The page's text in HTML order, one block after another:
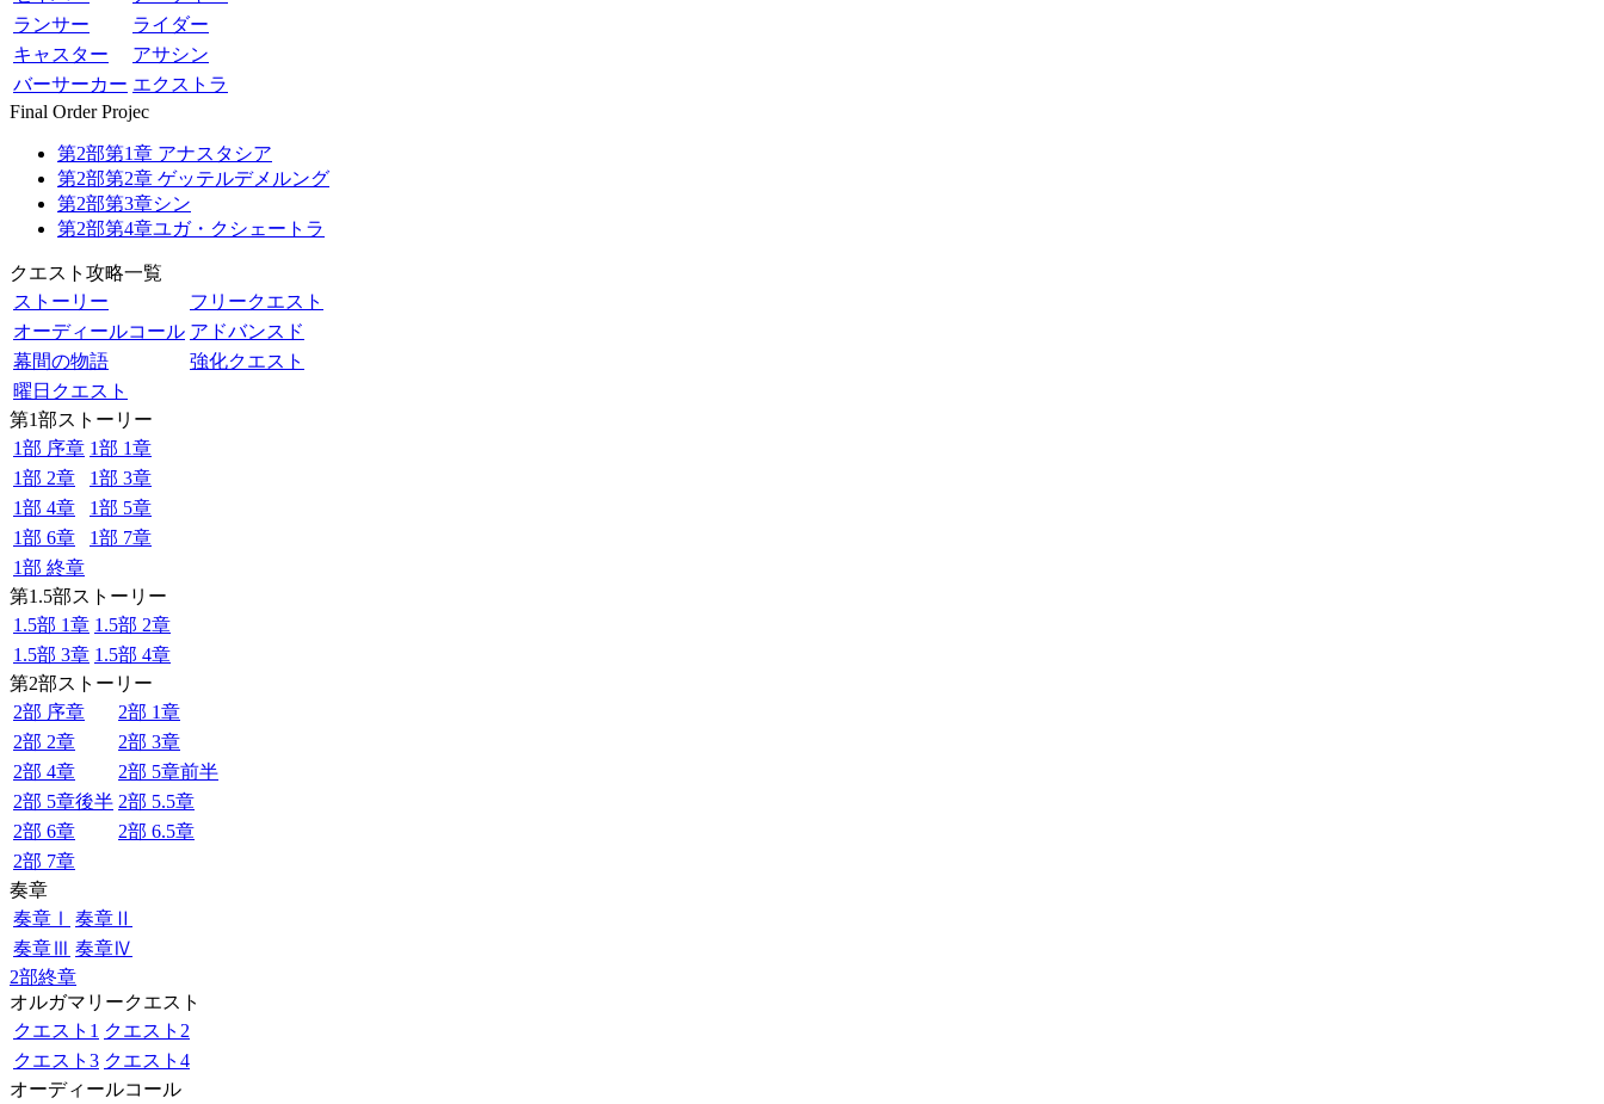
ランサー
ライダー
キャスター
アサシン
バーサーカー エクストラ
Final Order Projec
第2部第1章 アナスタシア
第2部第2章 ゲッテルデメルング
第2部第3章シン
第2部第4章ユガ・クシェートラ
クエスト攻略一覧
ストーリー
フリークエスト
オーディールコール アドバンスド
幕間の物語
強化クエスト
曜日クエスト
第1部ストーリー
1部 序章 1部 1章
1部 2章
1部 3章
1部 4章
1部 5章
1部 6章
1部 7章
1部 終章
第1.5部ストーリー
1.5部 1章 1.5部 2章
1.5部 3章 1.5部 4章
第2部ストーリー
2部 序章
2部 1章
2部 2章
2部 3章
2部 4章
2部 5章前半
2部 5章後半 2部 5.5章
2部 6章
2部 6.5章
2部 7章
奏章
奏章Ⅰ
奏章Ⅱ
奏章Ⅲ 奏章Ⅳ
2部終章
オルガマリークエスト
クエスト1 クエスト2
クエスト3 クエスト4
オーディールコール